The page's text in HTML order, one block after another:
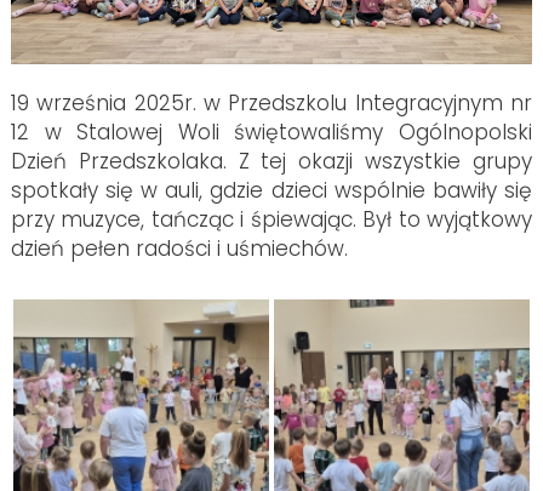
19 września 2025r. w Przedszkolu Integracyjnym nr
12 w Stalowej Woli świętowaliśmy Ogólnopolski
Dzień Przedszkolaka. Z tej okazji wszystkie grupy
spotkały się w auli, gdzie dzieci wspólnie bawiły się
przy muzyce, tańcząc i śpiewając. Był to wyjątkowy
dzień pełen radości i uśmiechów.